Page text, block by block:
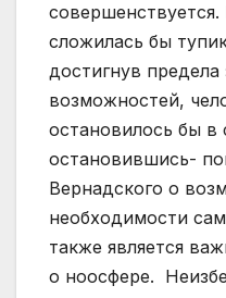
сложилась бы
достигнув
возможностей,
остановилось бы в
остановившись-
Вернадского о
необходимости
также является
о ноосфере.